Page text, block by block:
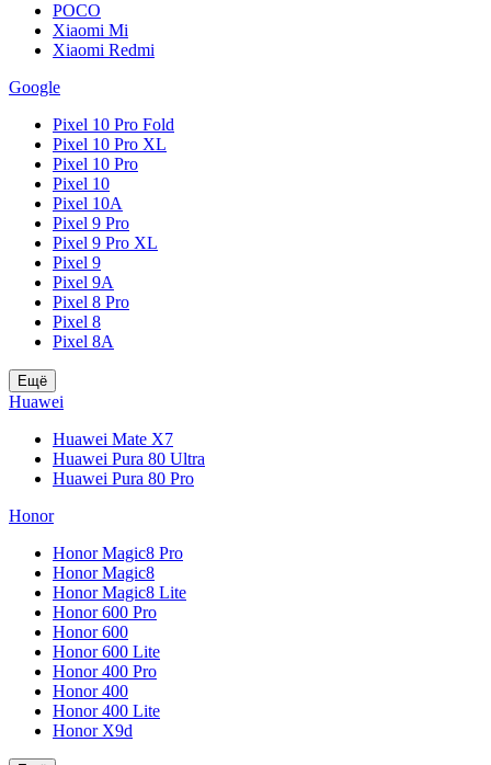
POCO
Xiaomi Mi
Xiaomi Redmi
Google
Pixel 10 Pro Fold
Pixel 10 Pro XL
Pixel 10 Pro
Pixel 10
Pixel 10A
Pixel 9 Pro
Pixel 9 Pro XL
Pixel 9
Pixel 9A
Pixel 8 Pro
Pixel 8
Pixel 8A
Ещё
Huawei
Huawei Mate X7
Huawei Pura 80 Ultra
Huawei Pura 80 Pro
Honor
Honor Magic8 Pro
Honor Magic8
Honor Magic8 Lite
Honor 600 Pro
Honor 600
Honor 600 Lite
Honor 400 Pro
Honor 400
Honor 400 Lite
Honor X9d